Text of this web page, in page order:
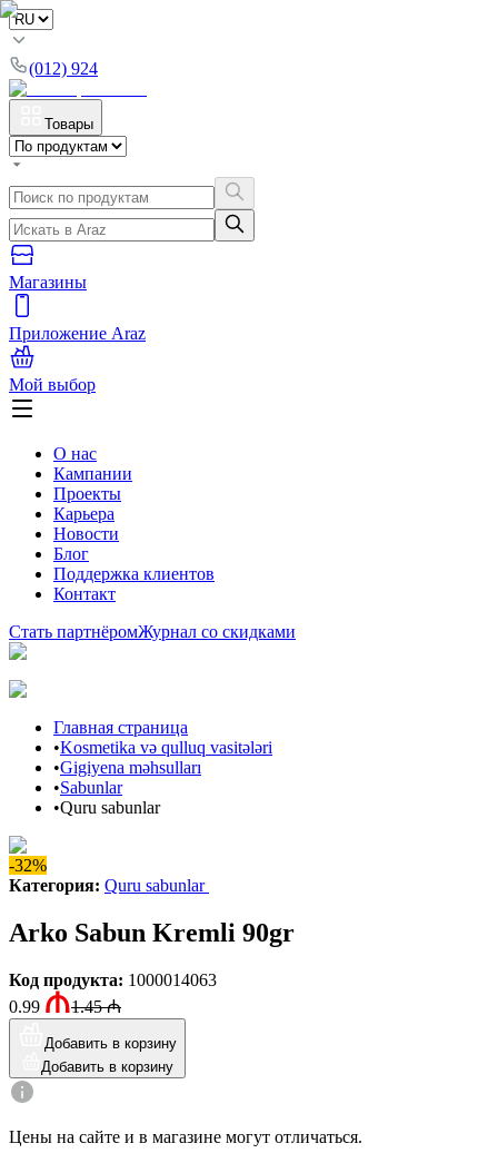
(012) 924
Товары
Магазины
Приложение Araz
Мой выбор
О нас
Кампании
Проекты
Карьера
Новости
Блог
Поддержка клиентов
Контакт
Стать партнёромЖурнал со скидками
Главная страница
•Kosmetika və qulluq vasitələri
•Gigiyena məhsulları
•Sabunlar
•Quru sabunlar
-32%
Категория: Quru sabunlar
Arko Sabun Kremli 90gr
Код продукта: 1000014063
0.99
1.45₼
Добавить в корзину
Добавить в корзину
Цены на сайте и в магазине могут отличаться.